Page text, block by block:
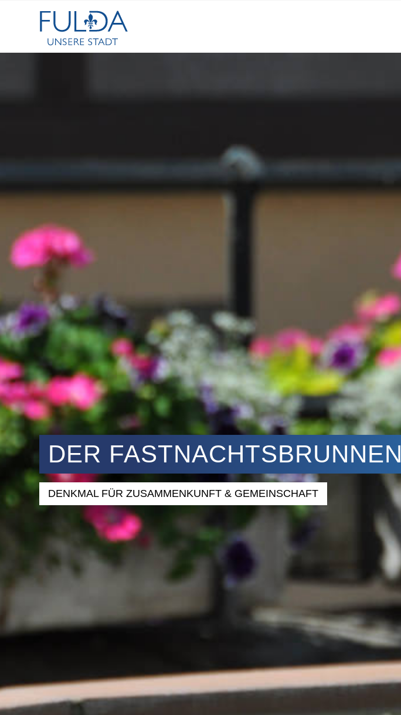
DER FASTNACHTS­BRUNNEN
DENKMAL FÜR ZUSAMMENKUNFT & GEMEINSCHAFT